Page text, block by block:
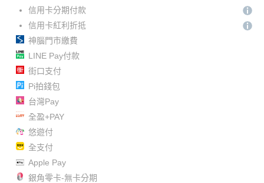
信用卡分期付款
信用卡紅利折抵
神腦門市繳費
LINE Pay付款
街口支付
Pi拍錢包
台灣Pay
全盈+PAY
悠遊付
全支付
Apple Pay
銀角零卡-無卡分期